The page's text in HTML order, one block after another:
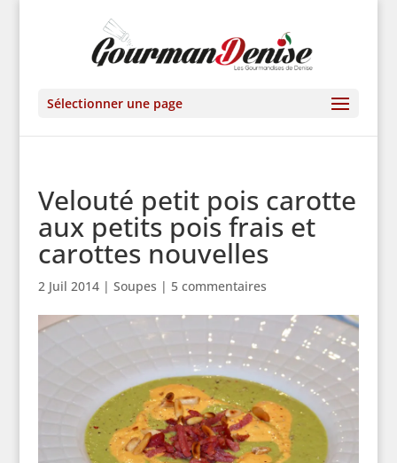
Sélectionner une page
Velouté petit pois carotte
aux petits pois frais et
carottes nouvelles
2 Juil 2014| Soupes | 5 commentaires